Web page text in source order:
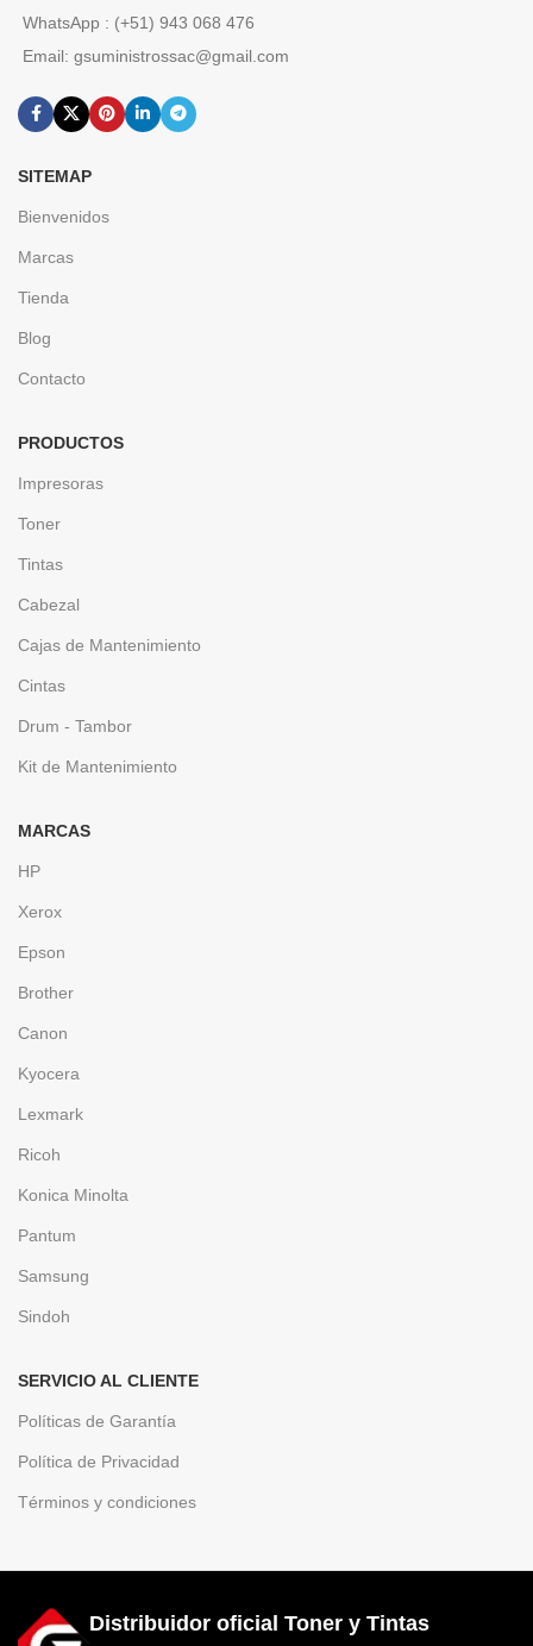
WhatsApp : (+51) 943 068 476
Email: gsuministrossac@gmail.com
SITEMAP
Bienvenidos
Marcas
Tienda
Blog
Contacto
PRODUCTOS
Impresoras
Toner
Tintas
Cabezal
Cajas de Mantenimiento
Cintas
Drum - Tambor
Kit de Mantenimiento
MARCAS
HP
Xerox
Epson
Brother
Canon
Kyocera
Lexmark
Ricoh
Konica Minolta
Pantum
Samsung
Sindoh
SERVICIO AL CLIENTE
Políticas de Garantía
Política de Privacidad
Términos y condiciones
Distribuidor oficial Toner y Tintas